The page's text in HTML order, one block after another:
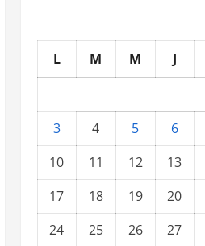
L M M J
3
4 5 6
10
11 12 13
17
18 19 20
24
25 26 27